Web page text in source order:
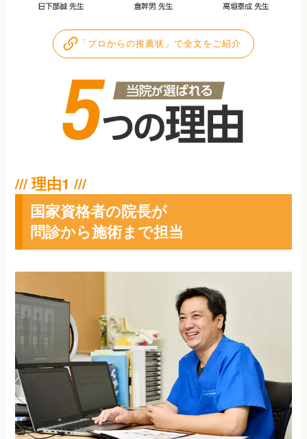
「プロからの推薦状」で全文をご紹介
国家資格者の院長が
問診から施術まで担当